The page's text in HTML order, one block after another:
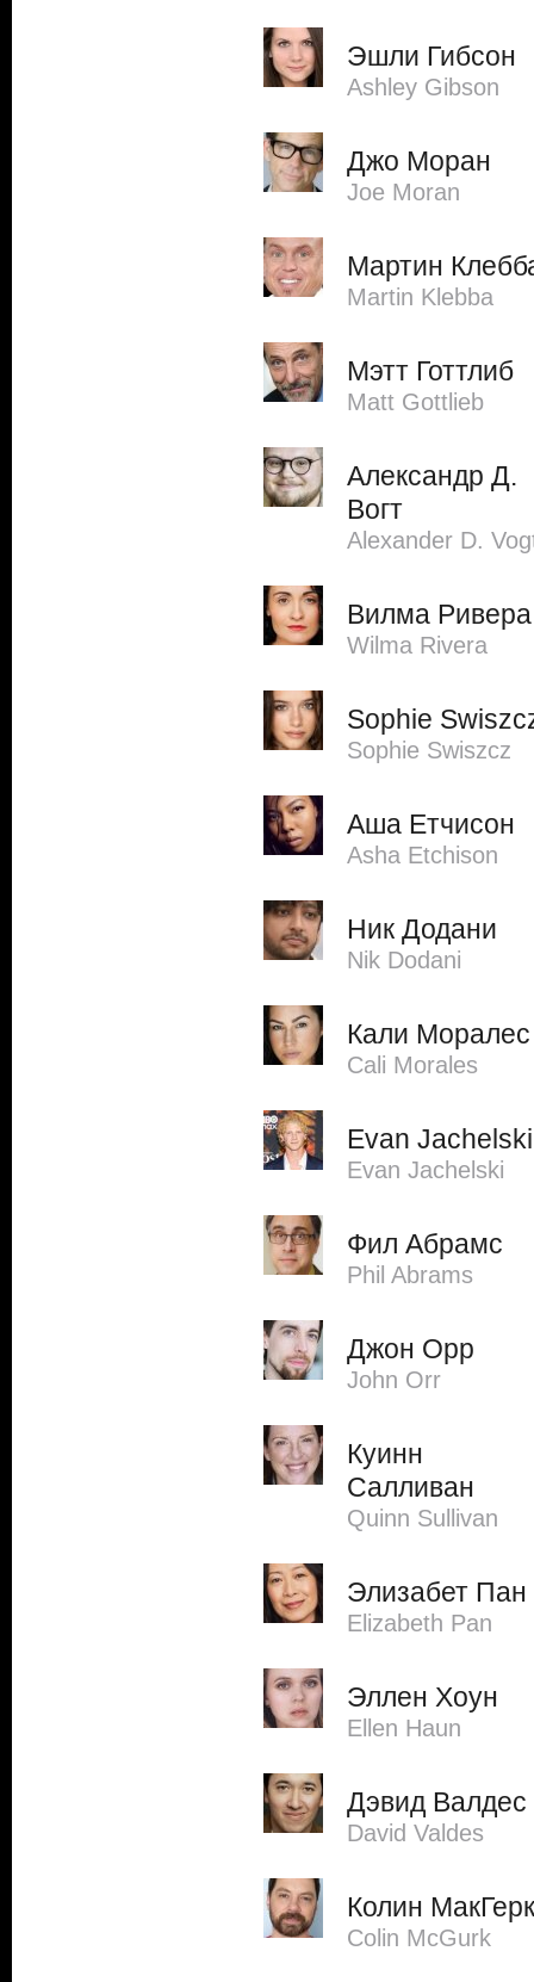
Эшли Гибсон
Ashley Gibson
Джо Моран
Joe Moran
Мартин
Martin Klebba
Мэтт Готтлиб
Matt Gottlieb
Александр Д.
Вогт
Alexander D.
Вилма Ривера
Wilma Rivera
Sophie
Sophie Swiszcz
Аша Етчисон
Asha Etchison
Ник Додани
Nik Dodani
Кали Моралес
Cali Morales
Evan Jachelski
Evan Jachelski
Фил Абрамс
Phil Abrams
Джон Орр
John Orr
Куинн
Салливан
Quinn Sullivan
Элизабет Пан
Elizabeth Pan
Эллен Хоун
Ellen Haun
Дэвид Валдес
David Valdes
Колин МакГерк
Colin McGurk